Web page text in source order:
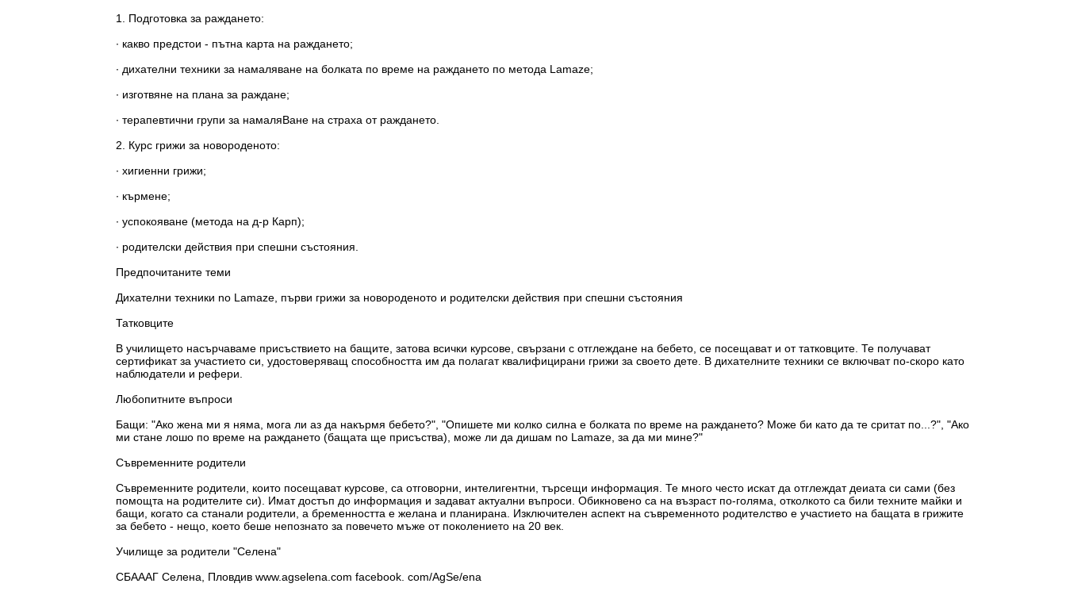
1. Подготовка за раждането:
∙ какво предстои - пътна карта на раждането;
∙ дихателни техники за намаляване на болката по време на раждането по метода Lamaze;
∙ изготвяне на плана за раждане;
∙ терапевтични групи за намаляВане на страха от раждането.
2. Курс грижи за новороденото:
∙ хигиенни грижи;
∙ кърмене;
∙ успокояване (метода на д-р Карп);
∙ родителски действия при спешни състояния.
Предпочитаните теми
Дихателни техники no Lamaze, първи грижи за новороденото и родителски действия при спешни състояния
Татковците
В училището насърчаваме присъствието на бащите, затова всички курсове, свързани с отглеждане на бебето, се посещават и от татковците. Те получават
сертификат за участието си, удостоверяващ способността им да полагат квалифицирани грижи за своето дете. В дихателните техники се включват по-скоро като
наблюдатели и рефери.
Любопитните въпроси
Бащи: "Ако жена ми я няма, мога ли аз да накърмя бебето?", "Опишете ми колко силна е болката по време на раждането? Може би като да те сритат по...?", "Ако
ми стане лошо по време на раждането (бащата ще присъства), може ли да дишам no Lamaze, за да ми мине?"
Съвременните родители
Съвременните родители, които посещават курсове, са отговорни, интелигентни, търсещи информация. Те много често искат да отглеждат деиата си сами (без
помощта на родителите си). Имат достъп до информация и задават актуални въпроси. Обикновено са на възраст по-голяма, отколкото са били техните майки и
бащи, когато са станали родители, а бременността е желана и планирана. Изключителен аспект на съвременното родителство е участието на бащата в грижите
за бебето - нещо, което беше непознато за повечето мъже от поколението на 20 век.
Училище за родители "Селена"
СБАААГ Селена, Пловдив www.agselena.com facebook. com/AgSe/ena